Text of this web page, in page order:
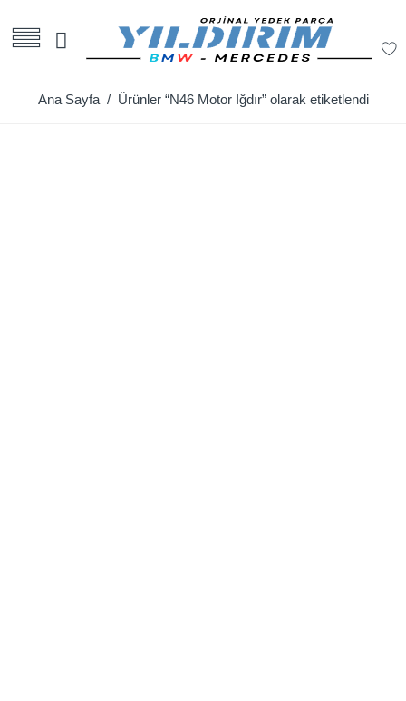
Ana Sayfa/ Ürünler “N46 Motor Iğdır” olarak etiketlendi